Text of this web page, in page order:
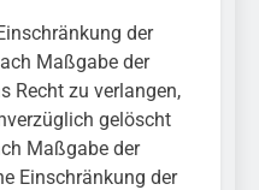
der
Maßgabe der
Recht zu verlangen,
gelöscht
Maßgabe der
Einschränkung der